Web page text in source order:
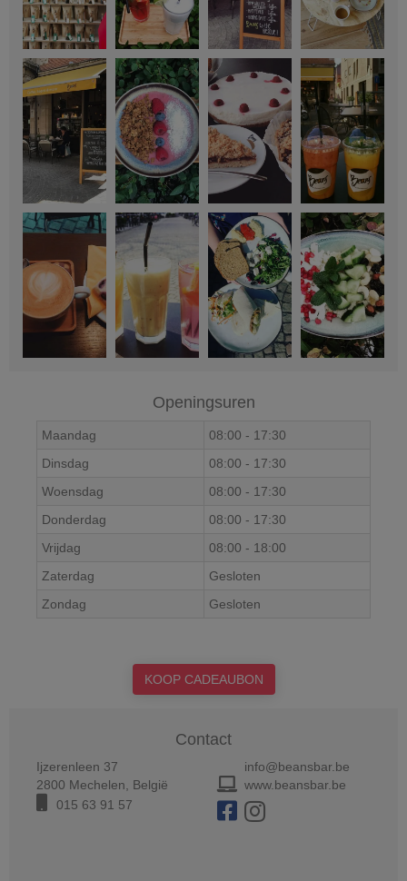
Openingsuren
Maandag 08:00 - 17:30
Dinsdag
08:00 - 17:30
Woensdag
08:00 - 17:30
Donderdag
08:00 - 17:30
Vrijdag
08:00 - 18:00
Zaterdag
Gesloten
Zondag
Gesloten
KOOP CADEAUBON
Contact
Ijzerenleen 37
2800 Mechelen, België
015 63 91 57
info@beansbar.be
www.beansbar.be